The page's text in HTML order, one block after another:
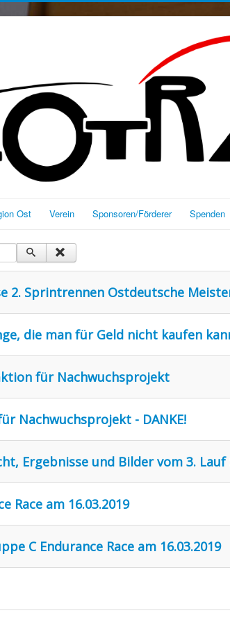
Ost Verein Sponsoren/Förderer Spenden
2. Sprintrennen Ostdeutsche
die man für Geld nicht kaufen
für Nachwuchsprojekt
Nachwuchsprojekt - DANKE!
Ergebnisse und Bilder vom 3. Lauf
Race am 16.03.2019
C Endurance Race am 16.03.2019